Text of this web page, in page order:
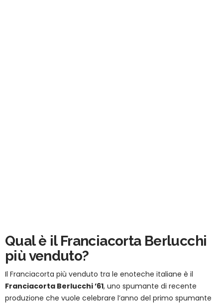
Qual è il Franciacorta Berlucchi
più venduto?
Il Franciacorta più venduto tra le enoteche italiane è il
Franciacorta Berlucchi ’61, uno spumante di recente
produzione che vuole celebrare l’anno del primo spumante